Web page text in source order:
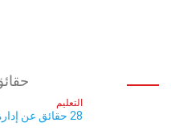
التعليم
28 حقائق عن إدارة الوقت